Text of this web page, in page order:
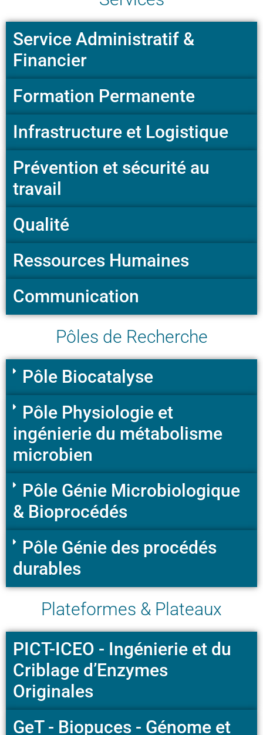
Service Administratif &
Financier
Formation Permanente
Infrastructure et Logistique
Prévention et sécurité au
travail
Qualité
Ressources Humaines
Communication
Pôles de Recherche
Pôle Biocatalyse
Pôle Physiologie et
ingénierie du métabolisme
microbien
Pôle Génie Microbiologique
& Bioprocédés
Pôle Génie des procédés
durables
Plateformes & Plateaux
PICT-ICEO - Ingénierie et du
Criblage d’Enzymes
Originales
GeT - Biopuces - Génome et